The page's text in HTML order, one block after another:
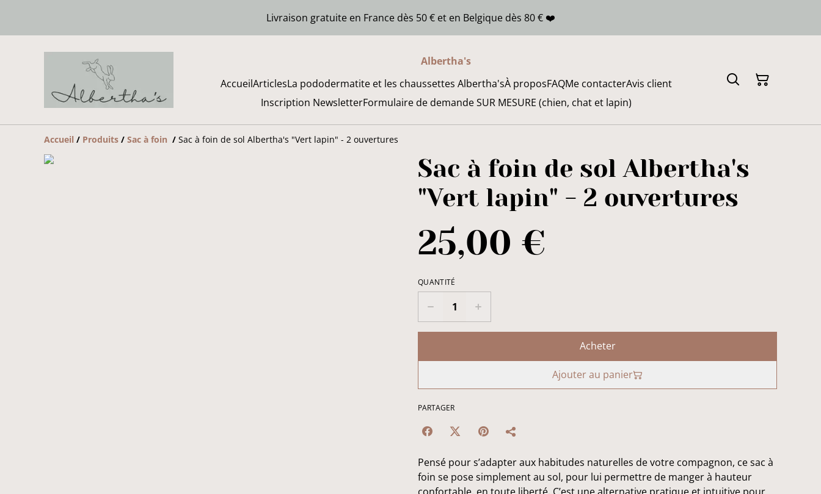
Livraison gratuite en France dès 50 € et en Belgique dès 80 € ❤️
Albertha's
AccueilArticlesLa pododermatite et les chaussettes Albertha'sÀ proposFAQMe contacterAvis client
Inscription NewsletterFormulaire de demande SUR MESURE (chien, chat et lapin)
Accueil / Produits / Sac à foin / Sac à foin de sol Albertha's "Vert lapin" - 2 ouvertures
Sac à foin de sol Albertha's
"Vert lapin" - 2 ouvertures
25,00 €
QUANTITÉ
Acheter
Ajouter au panier
PARTAGER
Pensé pour s’adapter aux habitudes naturelles de votre compagnon, ce sac à
foin se pose simplement au sol, pour lui permettre de manger à hauteur